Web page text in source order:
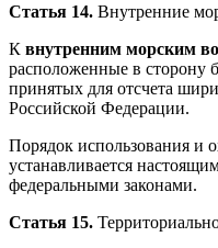
Статья 14. Внутренние
К внутренним морским
расположенные в сторону
принятых для отсчета
Российской Федерации.
Порядок использования и
устанавливается
федеральными законами.
Статья 15.